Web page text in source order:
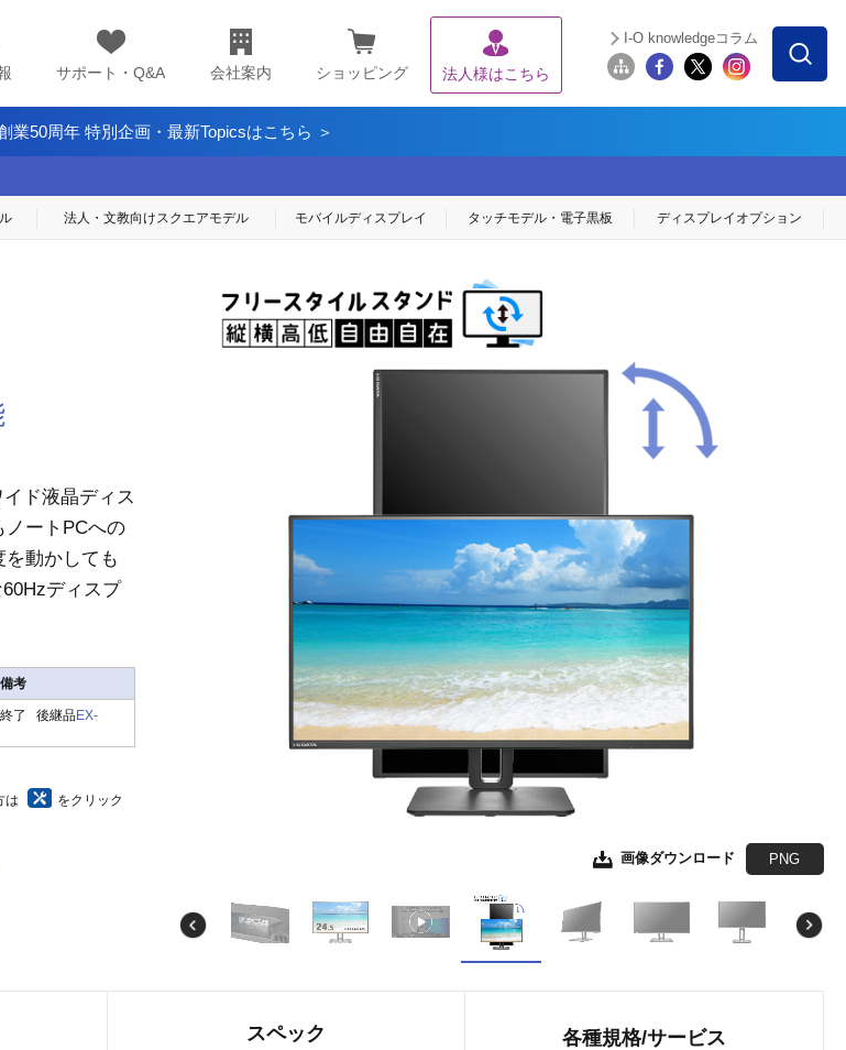
サポート・Q&A 会社案内 ショッピング 法人様はこちら
I-O knowledgeコラム
業50周年 特別企画・最新Topicsはこちら ＞
法人・文教向けスクエアモデル モバイルディスプレイ タッチモデル・ 電子黒板 ディスプレイ オプション
画像ダウンロード PNG
画像ダウンロード JPEG EPS形式
画像ダウンロード JPEG EPS形式
画像ダウンロード JPEG EPS形式
画像ダウンロード JPEG EPS形式
画像ダウンロード JPEG EPS形式
画像ダウンロード JPEG EPS形式
画像ダウンロード JPEG EPS形式
ド液晶ディス
ノートPCへの
動かしても
ディスプ
備考
了 後継品EX-
は
をクリック
スペック 各種規格/サービス